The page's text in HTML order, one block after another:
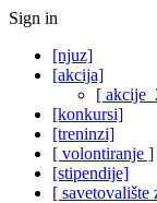
Sign in
[njuz]
[akcija]
[
[konkursi]
[treninzi]
[ volontiranje ]
[stipendije]
[ savetovalište